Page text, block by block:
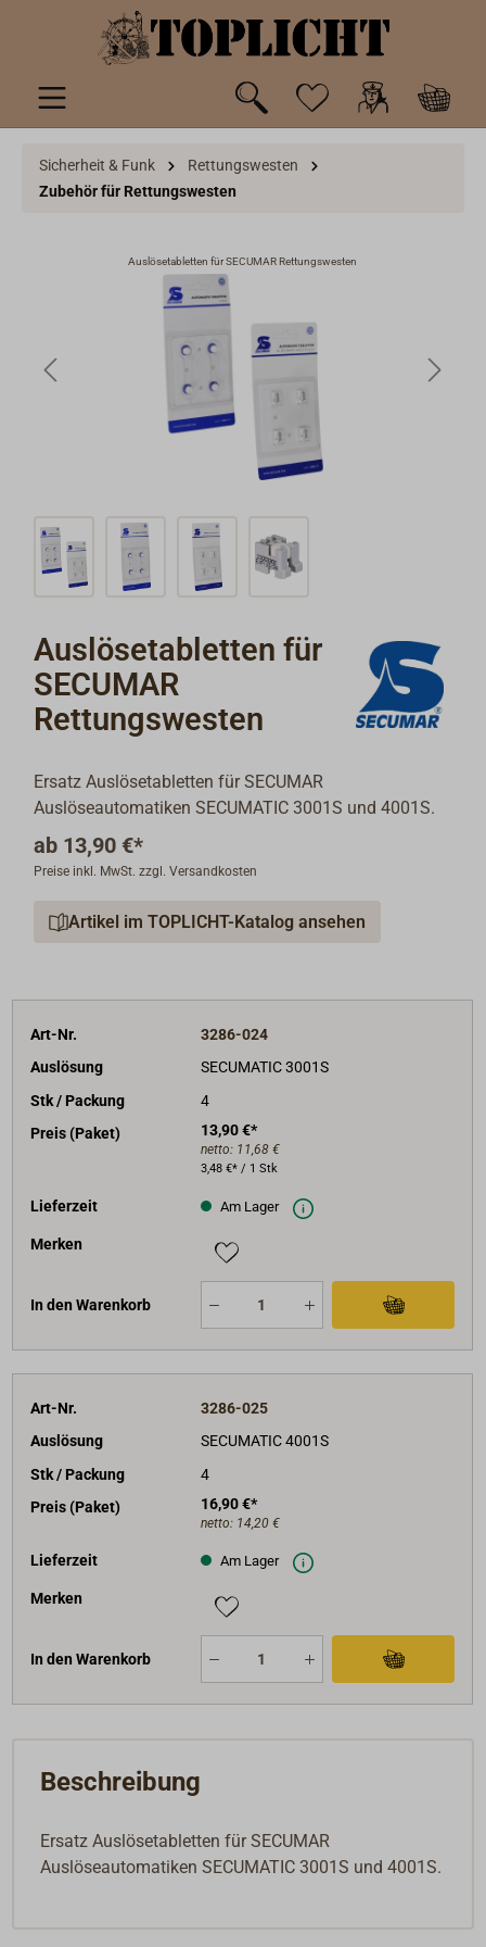
springen
Sicherheit & Funk
Rettungswesten
Zubehör für Rettungswesten
Auslösetabletten für SECUMAR Rettungswesten
Auslösetabletten für
SECUMAR
Rettungswesten
Ersatz Auslösetabletten für SECUMAR
Auslöseautomatiken SECUMATIC 3001S und 4001S.
ab 13,90 €*
Preise inkl. MwSt. zzgl. Versandkosten
Artikel im TOPLICHT-Katalog ansehen
Art-Nr.
3286-024
Auslösung
SECUMATIC 3001S
Stk / Packung
4
Preis (Paket)
13,90 €*
netto: 11,68 €
3,48 €* / 1 Stk
Lieferzeit Am Lager
Merken
In den Warenkorb
Art-Nr.
3286-025
Auslösung
SECUMATIC 4001S
Stk / Packung
4
Preis (Paket)
16,90 €*
netto: 14,20 €
Lieferzeit Am Lager
Merken
In den Warenkorb
Beschreibung
Ersatz Auslösetabletten für SECUMAR
Auslöseautomatiken SECUMATIC 3001S und 4001S.